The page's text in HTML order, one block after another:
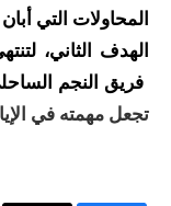
المحاولات التي
الهدف الثاني،
فريق النجم
تجعل مهمته في